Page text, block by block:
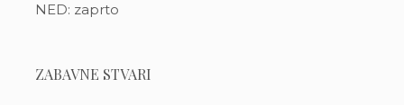
NED: zaprto
ZABAVNE STVARI